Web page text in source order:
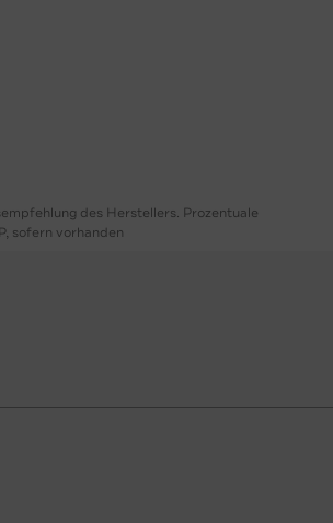
des Herstellers. Prozentuale
sofern vorhanden